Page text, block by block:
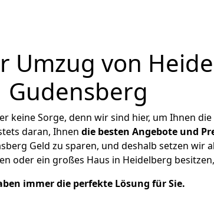
Umzug von
Gudensberg
keine Sorge, denn wir sind hier, um Ihnen die
daran, Ihnen die besten Angebote und
Geld zu sparen, und deshalb setzen wir
oder ein großes Haus in Heidelberg
immer die perfekte Lösung für Sie.